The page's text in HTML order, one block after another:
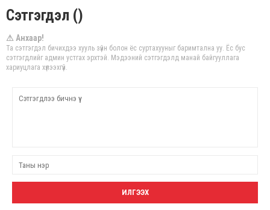
Сэтгэгдэл ()
⚠ Анхаар!
Та сэтгэгдэл бичихдээ хууль зүйн болон ёс суртахууныг баримтална уу. Ёс бус
сэтгэгдлийг админ устгах эрхтэй. Мэдээний сэтгэгдэлд манай байгууллага
хариуцлага хүлээхгүй.